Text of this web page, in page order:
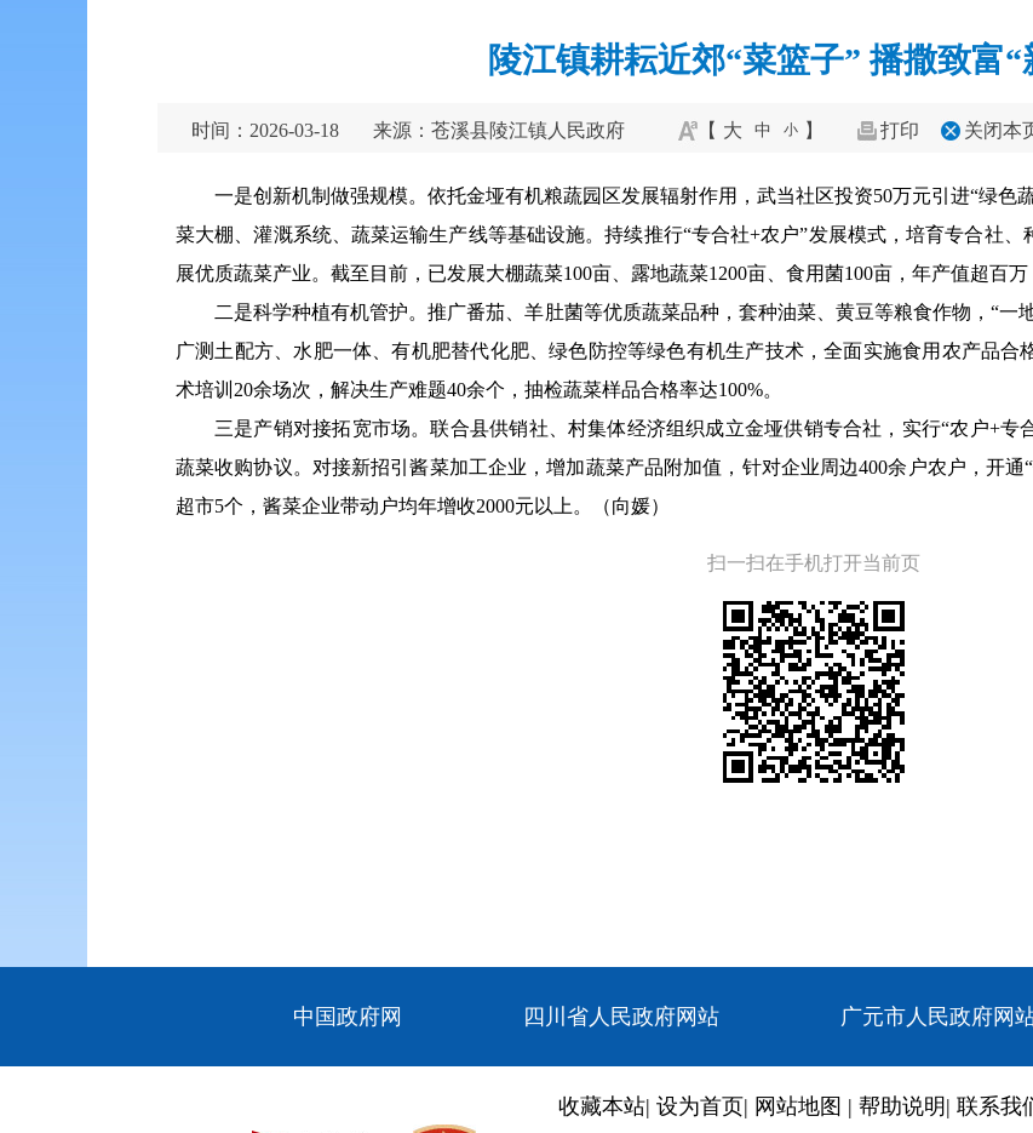
陵江镇耕耘近郊“菜篮子” 播撒致富“
时间：2026-03-18 来源：苍溪县陵江镇人民政府 【 大 中 小 】 打印 关闭本
一是创新机制做强规模。依托金垭有机粮蔬园区发展辐射作用，武当社区投资50万元引进“绿色
菜大棚、灌溉系统、蔬菜运输生产线等基础设施。持续推行“专合社+农户”发展模式，培育专合社
展优质蔬菜产业。截至目前，已发展大棚蔬菜100亩、露地蔬菜1200亩、食用菌100亩，年产值超百万
二是科学种植有机管护。推广番茄、羊肚菌等优质蔬菜品种，套种油菜、黄豆等粮食作物，“一
广测土配方、水肥一体、有机肥替代化肥、绿色防控等绿色有机生产技术，全面实施食用农产品
术培训20余场次，解决生产难题40余个，抽检蔬菜样品合格率达100%。
三是产销对接拓宽市场。联合县供销社、村集体经济组织成立金垭供销专合社，实行“农户+
蔬菜收购协议。对接新招引酱菜加工企业，增加蔬菜产品附加值，针对企业周边400余户农户，开
超市5个，酱菜企业带动户均年增收2000元以上。（向媛）
扫一扫在手机打开当前页
中国政府网 四川省人民政府网站 广元市人民政府网
收藏本站| 设为首页| 网站地图 | 帮助说明 | 联系我